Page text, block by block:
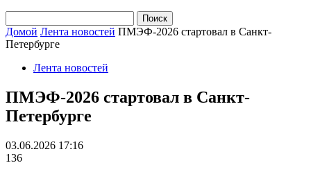
Домой Лента новостей ПМЭФ-2026 стартовал в Санкт-
Петербурге
Лента новостей
ПМЭФ-2026 стартовал в Санкт-
Петербурге
03.06.2026 17:16
136